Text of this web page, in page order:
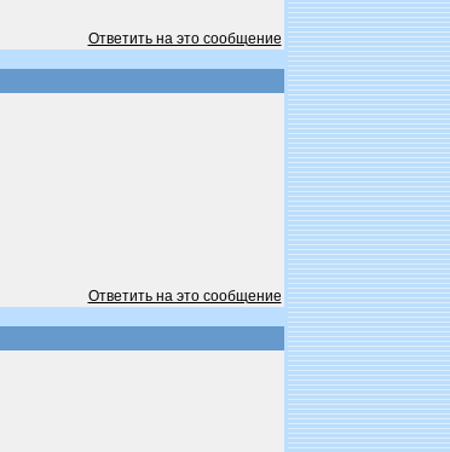
Ответить на это сообщение
Ответить на это сообщение